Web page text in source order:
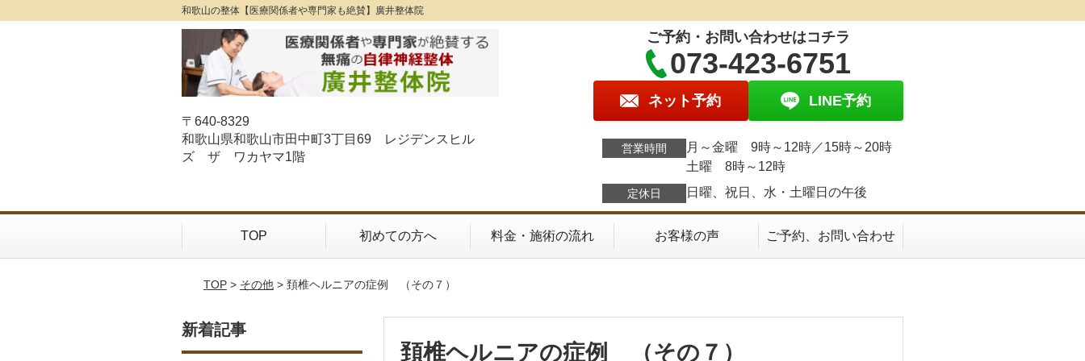
和歌山の整体【医療関係者や専門家も絶賛】廣井整体院
〒640-8329
和歌山県和歌山市田中町3丁目69 レジデンスヒル
ズ ザ ワカヤマ1階
ご予約・お問い合わせはコチラ
073-423-6751
ネット予約 LINE予約
営業時間
月～金曜 9時～12時／15時～20時
土曜 8時～12時
定休日 日曜、祝日、水・土曜日の午後
TOP 初めての方へ 料金・施術の流れ お客様の声 ご予約、お問い合わせ
TOP> その他> 頚椎ヘルニアの症例 （その７）
頚椎ヘルニアの症例 （その７）
新着記事